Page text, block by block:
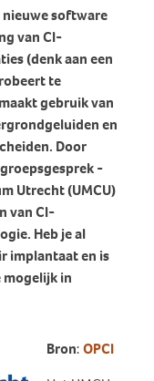
nieuwe software
van CI-
(denk aan een
te
gebruik van
en
Door
-
Utrecht (UMCU)
van CI-
Heb je al
implantaat en is
mogelijk in
Bron:OPCI